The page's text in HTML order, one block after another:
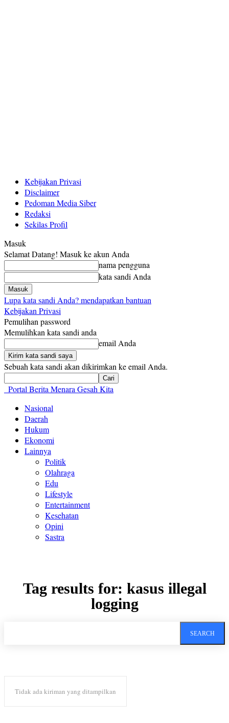
Kebijakan Privasi
Disclaimer
Pedoman Media Siber
Redaksi
Sekilas Profil
Masuk
Selamat Datang! Masuk ke akun Anda
nama pengguna
kata sandi Anda
Lupa kata sandi Anda? mendapatkan bantuan
Kebijakan Privasi
Pemulihan password
Memulihkan kata sandi anda
email Anda
Sebuah kata sandi akan dikirimkan ke email Anda.
Portal Berita Menara Gesah Kita
Nasional
Daerah
Hukum
Ekonomi
Lainnya
Politik
Olahraga
Edu
Lifestyle
Entertainment
Kesehatan
Opini
Sastra
Tag results for: kasus illegal
logging
SEARCH
Tidak ada kiriman yang ditampilkan